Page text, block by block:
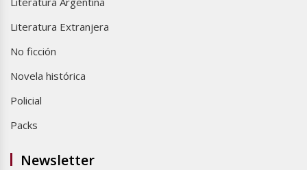
Literatura Extranjera
No ficción
Novela histórica
Policial
Packs
Newsletter